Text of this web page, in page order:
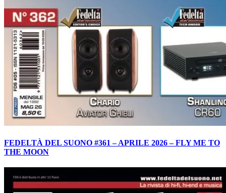
FEDELTÀ DEL SUONO #361 – APRILE 2026 – FLY ME TO
THE MOON